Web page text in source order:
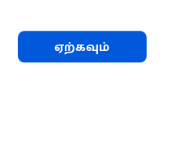
ஏற்கவும்